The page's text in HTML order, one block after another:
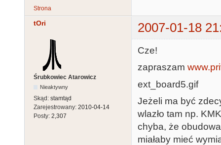
Strona
tOri 2007-01-18
Śrubkowiec Atarowicz
Nieaktywny
Skąd: stamtąd
Zarejestrowany: 2010-04-14
Posty: 2,307
Cze!
zapraszam
ext_board5.gif
Jeżeli ma być
wlazło tam np.
chyba, że
miałaby mieć